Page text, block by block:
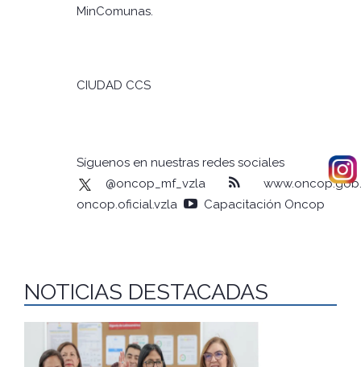
MinComunas.
CIUDAD CCS
Síguenos en nuestras redes sociales
@oncop_mf_vzla
oncop.oficial.vzla
Capacitación Oncop
NOTICIAS DESTACADAS